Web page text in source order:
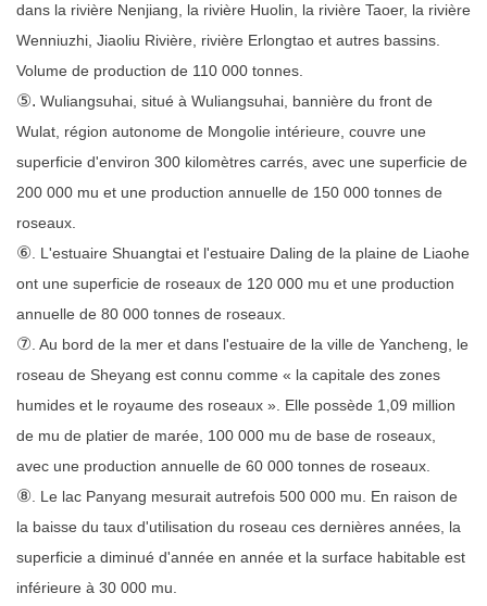
dans la rivière Nenjiang, la rivière Huolin, la rivière Taoer, la rivière
Wenniuzhi, Jiaoliu Rivière, rivière Erlongtao et autres bassins.
Volume de production de 110 000 tonnes.
⑤. Wuliangsuhai, situé à Wuliangsuhai, bannière du front de
Wulat, région autonome de Mongolie intérieure, couvre une
superficie d'environ 300 kilomètres carrés, avec une superficie de
200 000 mu et une production annuelle de 150 000 tonnes de
roseaux.
⑥ . L'estuaire Shuangtai et l'estuaire Daling de la plaine de Liaohe
ont une superficie de roseaux de 120 000 mu et une production
annuelle de 80 000 tonnes de roseaux.
⑦ . Au bord de la mer et dans l'estuaire de la ville de Yancheng, le
roseau de Sheyang est connu comme « la capitale des zones
humides et le royaume des roseaux ». Elle possède 1,09 million
de mu de platier de marée, 100 000 mu de base de roseaux,
avec une production annuelle de 60 000 tonnes de roseaux.
⑧ . Le lac Panyang mesurait autrefois 500 000 mu. En raison de
la baisse du taux d'utilisation du roseau ces dernières années, la
superficie a diminué d'année en année et la surface habitable est
inférieure à 30 000 mu.